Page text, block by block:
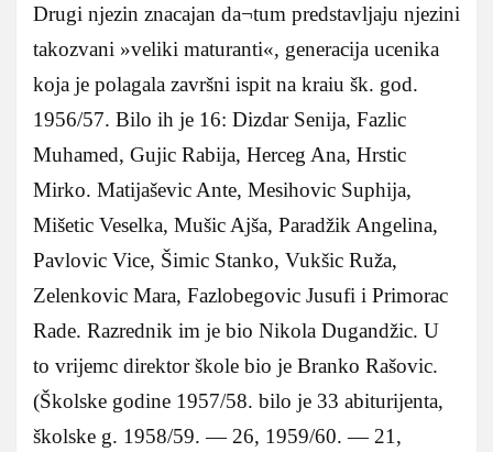
Drugi njezin znacajan da¬tum predstavljaju njezini
takozvani »veliki maturanti«, generacija ucenika
koja je polagala završni ispit na kraiu šk. god.
1956/57. Bilo ih je 16: Dizdar Senija, Fazlic
Muhamed, Gujic Rabija, Herceg Ana, Hrstic
Mirko. Matijaševic Ante, Mesihovic Suphija,
Mišetic Veselka, Mušic Ajša, Paradžik Angelina,
Pavlovic Vice, Šimic Stanko, Vukšic Ruža,
Zelenkovic Mara, Fazlobegovic Jusufi i Primorac
Rade. Razrednik im je bio Nikola Dugandžic. U
to vrijemc direktor škole bio je Branko Rašovic.
(Školske godine 1957/58. bilo je 33 abiturijenta,
školske g. 1958/59. — 26, 1959/60. — 21,